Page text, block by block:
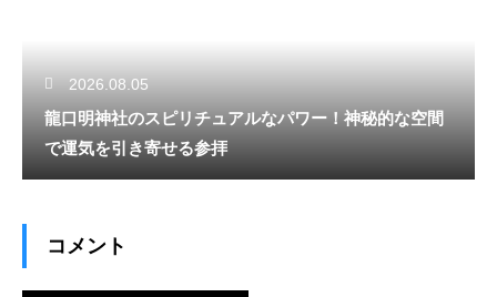
2026.08.05
龍口明神社のスピリチュアルなパワー！神秘的な空間
で運気を引き寄せる参拝
コメント